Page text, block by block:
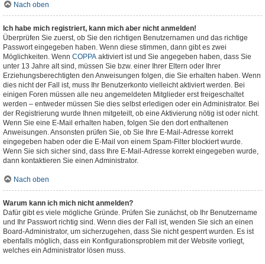
Nach oben
Ich habe mich registriert, kann mich aber nicht anmelden!
Überprüfen Sie zuerst, ob Sie den richtigen Benutzernamen und das richtige
Passwort eingegeben haben. Wenn diese stimmen, dann gibt es zwei
Möglichkeiten. Wenn COPPA aktiviert ist und Sie angegeben haben, dass Sie
unter 13 Jahre alt sind, müssen Sie bzw. einer Ihrer Eltern oder Ihrer
Erziehungsberechtigten den Anweisungen folgen, die Sie erhalten haben. Wenn
dies nicht der Fall ist, muss Ihr Benutzerkonto vielleicht aktiviert werden. Bei
einigen Foren müssen alle neu angemeldeten Mitglieder erst freigeschaltet
werden – entweder müssen Sie dies selbst erledigen oder ein Administrator. Bei
der Registrierung wurde Ihnen mitgeteilt, ob eine Aktivierung nötig ist oder nicht.
Wenn Sie eine E-Mail erhalten haben, folgen Sie den dort enthaltenen
Anweisungen. Ansonsten prüfen Sie, ob Sie Ihre E-Mail-Adresse korrekt
eingegeben haben oder die E-Mail von einem Spam-Filter blockiert wurde.
Wenn Sie sich sicher sind, dass Ihre E-Mail-Adresse korrekt eingegeben wurde,
dann kontaktieren Sie einen Administrator.
Nach oben
Warum kann ich mich nicht anmelden?
Dafür gibt es viele mögliche Gründe. Prüfen Sie zunächst, ob Ihr Benutzername
und Ihr Passwort richtig sind. Wenn dies der Fall ist, wenden Sie sich an einen
Board-Administrator, um sicherzugehen, dass Sie nicht gesperrt wurden. Es ist
ebenfalls möglich, dass ein Konfigurationsproblem mit der Website vorliegt,
welches ein Administrator lösen muss.